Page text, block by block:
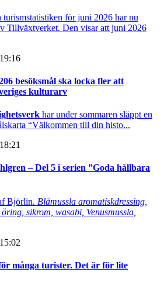
turismstatistiken för juni 2026 har nu
Tillväxtverket. Den visar att juni 2026
besöksmål ska locka fler att
kulturarv
har under sommaren släppt en
“Välkommen till din histo...
– Del 5 i serien ”Goda hållbara
Björlin. Blåmussla aromatiskdressing,
sikrom, wasabi, Venusmussla,
många turister. Det är för lite